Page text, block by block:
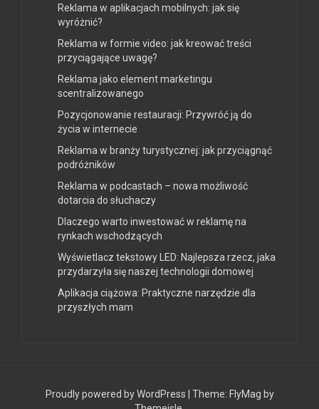
Reklama w aplikacjach mobilnych: jak się
wyróżnić?
Reklama w formie video: jak kreować treści
przyciągające uwagę?
Reklama jako element marketingu
scentralizowanego
Pozycjonowanie restauracji: Przywróć ją do
życia w internecie
Reklama w branży turystycznej: jak przyciągnąć
podróżników
Reklama w podcastach – nowa możliwość
dotarcia do słuchaczy
Dlaczego warto inwestować w reklamę na
rynkach wschodzących
Wyświetlacz tekstowy LED: Najlepsza rzecz, jaka
przydarzyła się naszej technologii domowej
Aplikacja ciążowa: Praktyczne narzędzie dla
przyszłych mam
Proudly powered by WordPress Theme: FlyMag by